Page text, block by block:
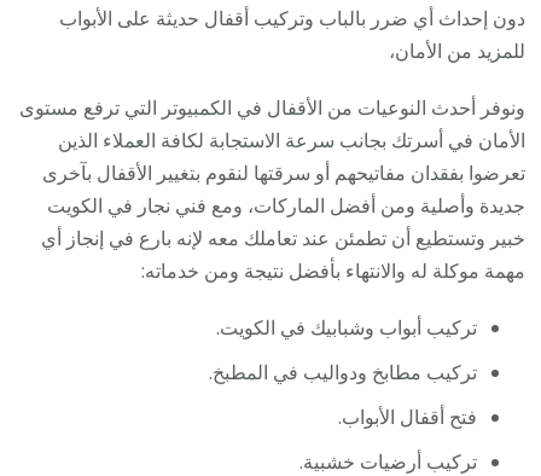
دون إحداث أي ضرر بالباب وتركيب أقفال حديثة على الأبواب
للمزيد من الأمان،
ونوفر أحدث النوعيات من الأقفال في الكمبيوتر التي ترفع مستوى
الأمان في أسرتك بجانب سرعة الاستجابة لكافة العملاء الذين
تعرضوا بفقدان مفاتيحهم أو سرقتها لنقوم بتغيير الأقفال بآخرى
جديدة وأصلية ومن أفضل الماركات، ومع فني نجار في الكويت
خبير وتستطيع أن تطمئن عند تعاملك معه لإنه بارع في إنجاز أي
مهمة موكلة له والانتهاء بأفضل نتيجة ومن خدماته:
تركيب أبواب وشبابيك في الكويت.
تركيب مطابخ ودواليب في المطبخ.
فتح أقفال الأبواب.
تركيب أرضيات خشبية.